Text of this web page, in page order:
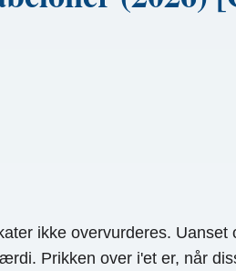
ikke overvurderes.
Prikken over i'et er, når